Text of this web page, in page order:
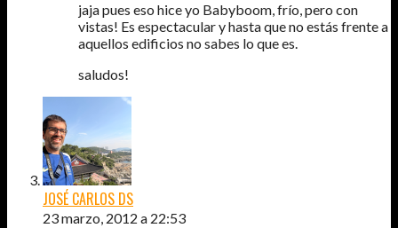
jaja pues eso hice yo Babyboom, frío, pero con
vistas! Es espectacular y hasta que no estás frente a
aquellos edificios no sabes lo que es.
saludos!
JOSÉ CARLOS DS
23 marzo, 2012 a 22:53